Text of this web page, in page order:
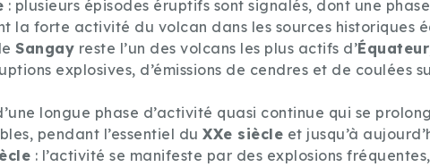
: plusieurs épisodes éruptifs sont signalés, dont une
la forte activité du volcan dans les sources historiques
Sangay reste l’un des volcans les plus actifs d’Équateur
explosives, d’émissions de cendres et de coulées
longue phase d’activité quasi continue qui se
pendant l’essentiel duXXe siècle et jusqu’à
: l’activité se manifeste par des explosions